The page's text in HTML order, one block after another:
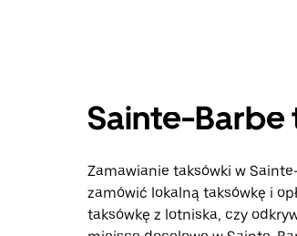
Sainte-Barbe
Zamawianie taksówki w
zamówić lokalną taksówkę i
taksówkę z lotniska, czy